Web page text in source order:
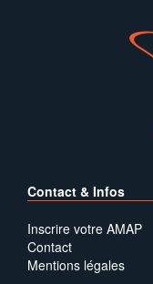
Contact & Infos
Inscrire votre AMAP
Contact
Mentions légales